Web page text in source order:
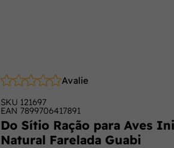
Avalie
SKU 121697
EAN 7899706417891
Do Sítio Ração para Aves
Natural Farelada Guabi